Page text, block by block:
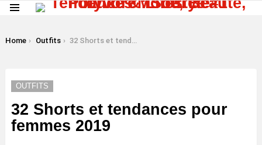
You are here:
Home Outfits 32 Shorts et tendances pour femmes 2019
OUTFITS
32 Shorts et tendances pour
femmes 2019